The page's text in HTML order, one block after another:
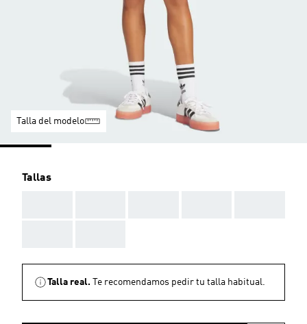
Talla del modelo
Tallas
Talla real. Te recomendamos pedir tu talla habitual.